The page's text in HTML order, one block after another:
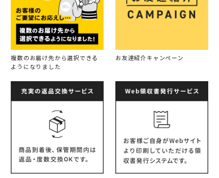
複数のお届け先から選択できる
ようになりました
お友達紹介キャンペーン